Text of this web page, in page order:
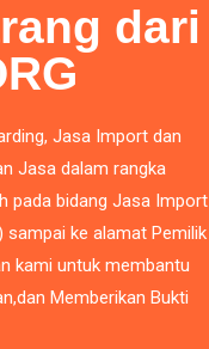
dari
Jasa Import dan
Jasa dalam rangka
pada bidang Jasa Import
sampai ke alamat Pemilik
kami untuk membantu
Memberikan Bukti